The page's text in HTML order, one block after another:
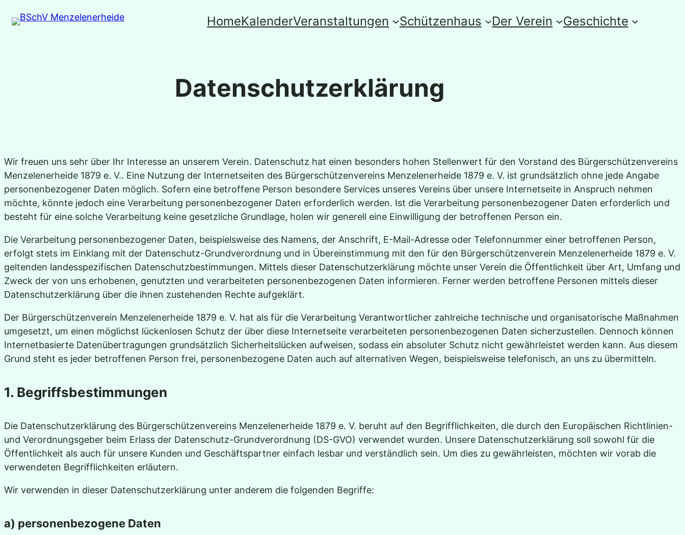
Inhalt
HomeKalenderVeranstaltungen Schützenhaus Der Verein Geschichte
Datenschutzerklärung
Wir freuen uns sehr über Ihr Interesse an unserem Verein. Datenschutz hat einen besonders hohen Stellenwert für den Vorstand des Bürgerschützenvereins
Menzelenerheide 1879 e. V.. Eine Nutzung der Internetseiten des Bürgerschützenvereins Menzelenerheide 1879 e. V. ist grundsätzlich ohne jede Angabe
personenbezogener Daten möglich. Sofern eine betroffene Person besondere Services unseres Vereins über unsere Internetseite in Anspruch nehmen
möchte, könnte jedoch eine Verarbeitung personenbezogener Daten erforderlich werden. Ist die Verarbeitung personenbezogener Daten erforderlich und
besteht für eine solche Verarbeitung keine gesetzliche Grundlage, holen wir generell eine Einwilligung der betroffenen Person ein.
Die Verarbeitung personenbezogener Daten, beispielsweise des Namens, der Anschrift, E-Mail-Adresse oder Telefonnummer einer betroffenen Person,
erfolgt stets im Einklang mit der Datenschutz-Grundverordnung und in Übereinstimmung mit den für den Bürgerschützenverein Menzelenerheide 1879 e. V.
geltenden landesspezifischen Datenschutzbestimmungen. Mittels dieser Datenschutzerklärung möchte unser Verein die Öffentlichkeit über Art, Umfang und
Zweck der von uns erhobenen, genutzten und verarbeiteten personenbezogenen Daten informieren. Ferner werden betroffene Personen mittels dieser
Datenschutzerklärung über die ihnen zustehenden Rechte aufgeklärt.
Der Bürgerschützenverein Menzelenerheide 1879 e. V. hat als für die Verarbeitung Verantwortlicher zahlreiche technische und organisatorische Maßnahmen
umgesetzt, um einen möglichst lückenlosen Schutz der über diese Internetseite verarbeiteten personenbezogenen Daten sicherzustellen. Dennoch können
Internetbasierte Datenübertragungen grundsätzlich Sicherheitslücken aufweisen, sodass ein absoluter Schutz nicht gewährleistet werden kann. Aus diesem
Grund steht es jeder betroffenen Person frei, personenbezogene Daten auch auf alternativen Wegen, beispielsweise telefonisch, an uns zu übermitteln.
1. Begriffsbestimmungen
Die Datenschutzerklärung des Bürgerschützenvereins Menzelenerheide 1879 e. V. beruht auf den Begrifflichkeiten, die durch den Europäischen Richtlinien-
und Verordnungsgeber beim Erlass der Datenschutz-Grundverordnung (DS-GVO) verwendet wurden. Unsere Datenschutzerklärung soll sowohl für die
Öffentlichkeit als auch für unsere Kunden und Geschäftspartner einfach lesbar und verständlich sein. Um dies zu gewährleisten, möchten wir vorab die
verwendeten Begrifflichkeiten erläutern.
Wir verwenden in dieser Datenschutzerklärung unter anderem die folgenden Begriffe:
a) personenbezogene Daten